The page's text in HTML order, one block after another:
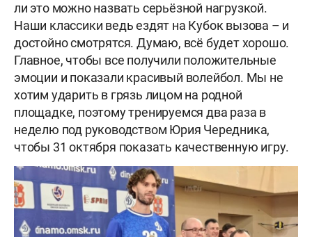
ли это можно назвать серьёзной нагрузкой.
Наши классики ведь ездят на Кубок вызова – и
достойно смотрятся. Думаю, всё будет хорошо.
Главное, чтобы все получили положительные
эмоции и показали красивый волейбол. Мы не
хотим ударить в грязь лицом на родной
площадке, поэтому тренируемся два раза в
неделю под руководством Юрия Чередника,
чтобы 31 октября показать качественную игру.